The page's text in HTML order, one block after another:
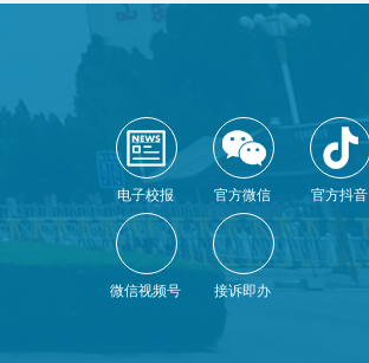
电子校报 官方微信 官方抖音
微信视频号 接诉即办